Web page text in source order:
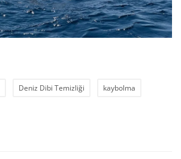
Deniz Dibi Temizliği kaybolma